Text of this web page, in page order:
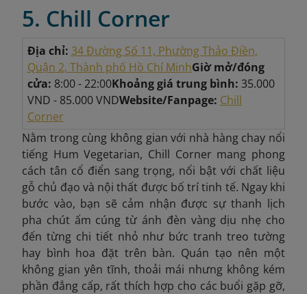
5. Chill Corner
Địa chỉ: 34 Đường Số 11, Phường Thảo Điền,
Quận 2, Thành phố Hồ Chí MinhGiờ mở/đóng
cửa: 8:00 - 22:00Khoảng giá trung bình: 35.000
VND - 85.000 VNDWebsite/Fanpage: Chill
Corner
Nằm trong cùng không gian với nhà hàng chay nổi
tiếng Hum Vegetarian, Chill Corner mang phong
cách tân cổ điển sang trọng, nổi bật với chất liệu
gỗ chủ đạo và nội thất được bố trí tinh tế. Ngay khi
bước vào, bạn sẽ cảm nhận được sự thanh lịch
pha chút ấm cúng từ ánh đèn vàng dịu nhẹ cho
đến từng chi tiết nhỏ như bức tranh treo tường
hay bình hoa đặt trên bàn. Quán tạo nên một
không gian yên tĩnh, thoải mái nhưng không kém
phần đẳng cấp, rất thích hợp cho các buổi gặp gỡ,